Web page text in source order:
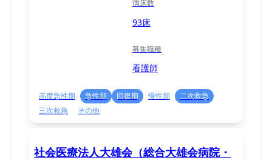
病床数
93床
募集職種
看護師
高度急性期 急性期 回復期 慢性期
二次救急
三次救急
その他
社会医療法人大雄会（総合大雄会病院・